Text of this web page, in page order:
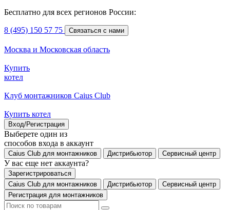
Бесплатно для всех регионов России:
8 (495) 150 57 75 Связаться с нами
Москва и Московская область
Купить
котел
Клуб монтажников Caius Club
Купить котел
Вход/Регистрация
Выберете один из
способов входа в аккаунт
Caius Club для монтажников Дистрибьютор Сервисный центр
У вас еще нет аккаунта?
Зарегистрироваться
Caius Club для монтажников
Дистрибьютор
Сервисный центр
Регистрация для монтажников